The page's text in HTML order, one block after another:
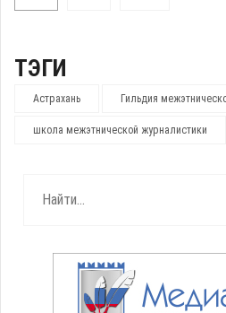
ТЭГИ
Астрахань Гильдия
школа межэтнической журналистики